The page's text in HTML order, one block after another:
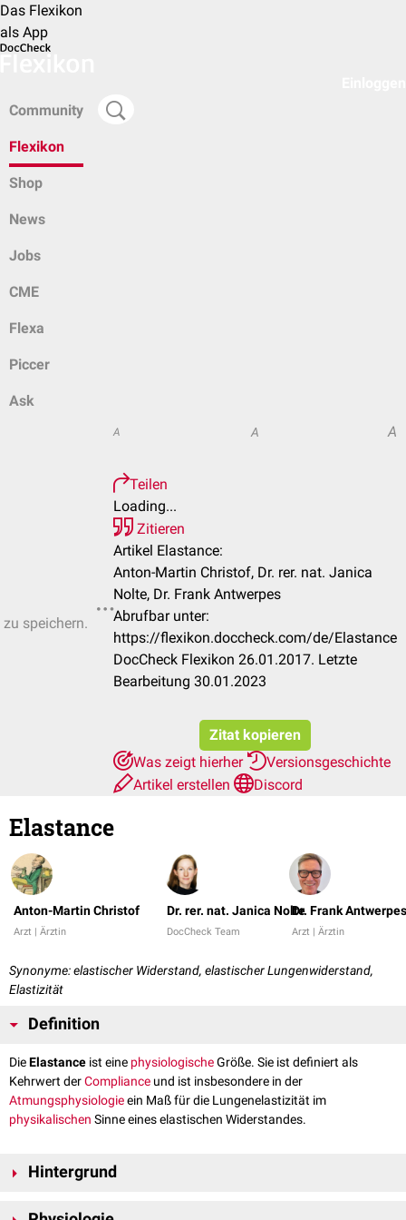
Das Flexikon
als App
Community
Flexikon
Shop
News
Jobs
CME
Flexa
Piccer
Ask
speichern.
A A A
Teilen
Loading...
Zitieren
Artikel Elastance:
Anton-Martin Christof, Dr. rer. nat. Janica
Nolte, Dr. Frank Antwerpes
Abrufbar unter:
https://flexikon.doccheck.com/de/Elastance
DocCheck Flexikon 26.01.2017. Letzte
Bearbeitung 30.01.2023
Zitat kopieren
Was zeigt hierher
Versionsgeschichte
Artikel erstellen
Discord
Elastance
Anton-Martin Christof
Arzt | Ärztin
Dr. rer. nat. Janica Nolte
DocCheck Team
Dr. Frank Antwerpes
Arzt | Ärztin
Synonyme: elastischer Widerstand, elastischer Lungenwiderstand,
Elastizität
Definition
DieElastance ist eine physiologischeGröße. Sie ist definiert als
Kehrwert derCompliance und ist insbesondere in der
Atmungsphysiologieein Maß für die Lungenelastizität im
physikalischen Sinne eines elastischen Widerstandes.
Hintergrund